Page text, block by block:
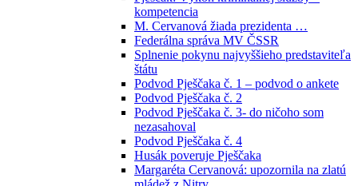
kompetencia
M. Cervanová žiada prezidenta …
Federálna správa MV ČSSR
Splnenie pokynu najvyššieho predstaviteľa
štátu
Podvod Pješčaka č. 1 – podvod o ankete
Podvod Pješčaka č. 2
Podvod Pješčaka č. 3- do ničoho som
nezasahoval
Podvod Pješčaka č. 4
Husák poveruje Pješčaka
Margaréta Cervanová: upozornila na zlatú